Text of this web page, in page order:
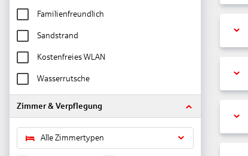
Familienfreundlich
Sandstrand
Kostenfreies WLAN
Wasserrutsche
Zimmer & Verpflegung
Alle Zimmertypen